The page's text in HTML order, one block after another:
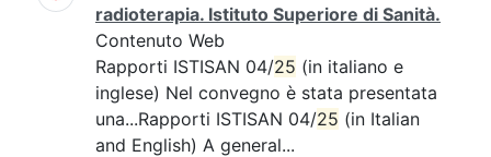
radioterapia. Istituto Superiore di Sanità.
Contenuto Web
Rapporti ISTISAN 04/25 (in italiano e
inglese) Nel convegno è stata presentata
una...Rapporti ISTISAN 04/25 (in Italian
and English) A general...